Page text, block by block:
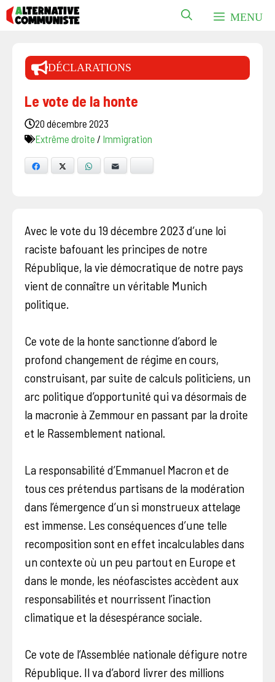
Aller
au
MENU
DÉCLARATIONS
Le vote de la honte
20 décembre 2023
Extrême droite / Immigration
Facebook WhatsApp
Avec le vote du 19 décembre 2023 d’une loi
raciste bafouant les principes de notre
République, la vie démocratique de notre pays
vient de connaître un véritable Munich
politique.
Ce vote de la honte sanctionne d’abord le
profond changement de régime en cours,
construisant, par suite de calculs politiciens, un
arc politique d’opportunité qui va désormais de
la macronie à Zemmour en passant par la droite
et le Rassemblement national.
La responsabilité d’Emmanuel Macron et de
tous ces prétendus partisans de la modération
dans l’émergence d’un si monstrueux attelage
est immense. Les conséquences d’une telle
recomposition sont en effet incalculables dans
un contexte où un peu partout en Europe et
dans le monde, les néofascistes accèdent aux
responsabilités et nourrissent l’inaction
climatique et la désespérance sociale.
Ce vote de l’Assemblée nationale défigure notre
République. Il va d’abord livrer des millions